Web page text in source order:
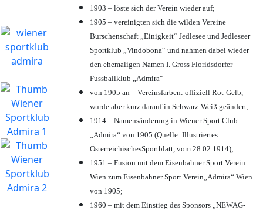
1903 – löste sich der Verein wieder auf;
1905 – vereinigten sich die wilden Vereine
Burschenschaft „Einigkeit“ Jedlesee und Jedleseer
Sportklub „Vindobona“ und nahmen dabei wieder
den ehemaligen Namen I. Gross Floridsdorfer
Fussballklub „Admira“
von 1905 an – Vereinsfarben: offiziell Rot-Gelb,
wurde aber kurz darauf in Schwarz-Weiß geändert;
1914 – Namensänderung in Wiener Sport Club
„Admira“ von 1905 (Quelle: Illustriertes
ÖsterreichischesSportblatt, vom 28.02.1914);
1951 – Fusion mit dem Eisenbahner Sport Verein
Wien zum Eisenbahner Sport Verein„Admira“ Wien
von 1905;
1960 – mit dem Einstieg des Sponsors „NEWAG-